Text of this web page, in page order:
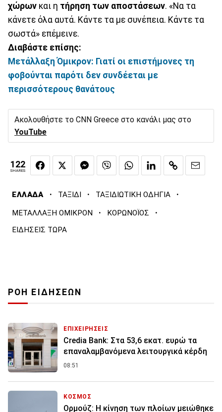
χώρων και η τήρηση των αποστάσεων. «Να τα
κάνετε όλα αυτά. Κάντε τα με συνέπεια. Κάντε τα
σωστά» επέμεινε.
Διαβάστε επίσης:
Μετάλλαξη Όμικρον: Γιατί οι επιστήμονες τη
φοβούνται παρότι δεν συνδέεται με
περισσότερους θανάτους
Ακολουθήστε το CNN Greece στο κανάλι μας στο
YouTube
122
SHARES
ΕΛΛΑΔΑ · ΤΑΞΙΔΙ · ΤΑΞΙΔΙΩΤΙΚΗ ΟΔΗΓΙΑ ·
ΜΕΤΑΛΛΑΞΗ ΟΜΙΚΡΟΝ · ΚΟΡΩΝΟΪΟΣ ·
ΕΙΔΗΣΕΙΣ ΤΩΡΑ
ΡΟΗ ΕΙΔΗΣΕΩΝ
ΕΠΙΧΕΙΡΗΣΕΙΣ
Credia Bank: Στα 53,6 εκατ. ευρώ τα
επαναλαμβανόμενα λειτουργικά κέρδη
08:51
ΚΟΣΜΟΣ
Ορμούζ: Η κίνηση των πλοίων μειώθηκε